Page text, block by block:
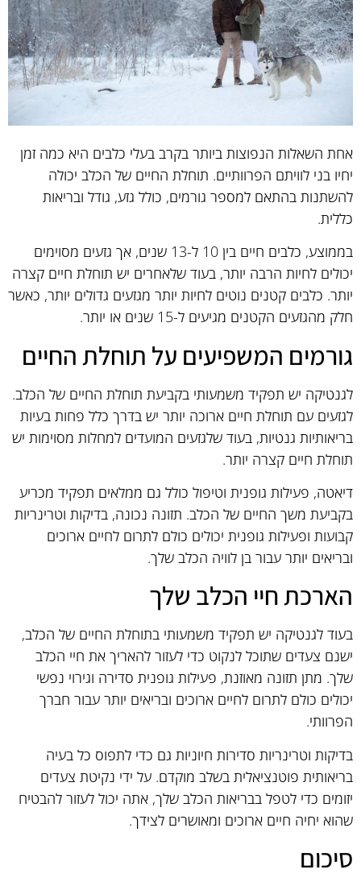
אחת השאלות הנפוצות ביותר בקרב בעלי כלבים היא כמה זמן
יחיו בני לוויתם הפרוותיים. תוחלת החיים של הכלב יכולה
להשתנות בהתאם למספר גורמים, כולל גזע, גודל ובריאות
כללית.
בממוצע, כלבים חיים בין 10 ל-13 שנים, אך גזעים מסוימים
יכולים לחיות הרבה יותר, בעוד שלאחרים יש תוחלת חיים קצרה
יותר. כלבים קטנים נוטים לחיות יותר מגזעים גדולים יותר, כאשר
חלק מהגזעים הקטנים מגיעים ל-15 שנים או יותר.
גורמים המשפיעים על תוחלת החיים
לגנטיקה יש תפקיד משמעותי בקביעת תוחלת החיים של הכלב.
לגזעים עם תוחלת חיים ארוכה יותר יש בדרך כלל פחות בעיות
בריאותיות גנטיות, בעוד שלגזעים המועדים למחלות מסוימות יש
תוחלת חיים קצרה יותר.
דיאטה, פעילות גופנית וטיפול כולל גם ממלאים תפקיד מכריע
בקביעת משך החיים של הכלב. תזונה נכונה, בדיקות וטרינריות
קבועות ופעילות גופנית יכולים כולם לתרום לחיים ארוכים
ובריאים יותר עבור בן לוויה הכלב שלך.
הארכת חיי הכלב שלך
בעוד לגנטיקה יש תפקיד משמעותי בתוחלת החיים של הכלב,
ישנם צעדים שתוכל לנקוט כדי לעזור להאריך את חיי הכלב
שלך. מתן תזונה מאוזנת, פעילות גופנית סדירה וגירוי נפשי
יכולים כולם לתרום לחיים ארוכים ובריאים יותר עבור חברך
הפרוותי.
בדיקות וטרינריות סדירות חיוניות גם כדי לתפוס כל בעיה
בריאותית פוטנציאלית בשלב מוקדם. על ידי נקיטת צעדים
יזומים כדי לטפל בבריאות הכלב שלך, אתה יכול לעזור להבטיח
שהוא יחיה חיים ארוכים ומאושרים לצידך.
סיכום